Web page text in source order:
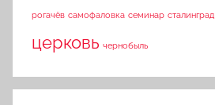
рогачёв самофаловка семинар сталинград
церковь чернобыль